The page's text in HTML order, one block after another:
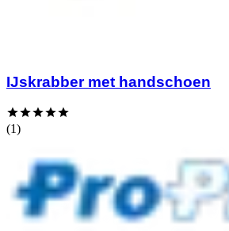
IJskrabber met handschoen
(1)